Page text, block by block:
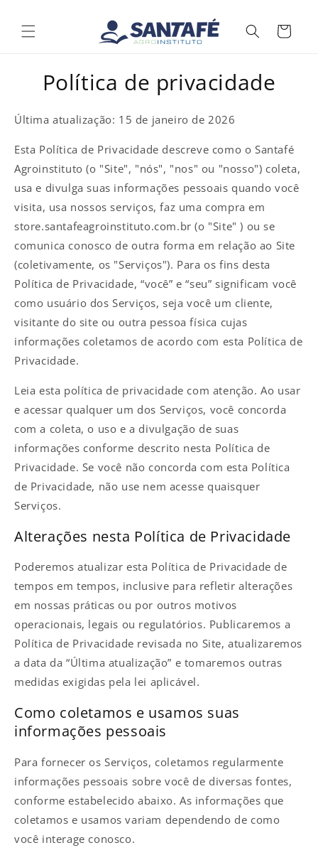
conteúdo
Carrinho
Política de privacidade
Última atualização: 15 de janeiro de 2026
Esta Política de Privacidade descreve como o Santafé
Agroinstituto (o "Site", "nós", "nos" ou "nosso") coleta,
usa e divulga suas informações pessoais quando você
visita, usa nossos serviços, faz uma compra em
store.santafeagroinstituto.com.br (o "Site" ) ou se
comunica conosco de outra forma em relação ao Site
(coletivamente, os "Serviços"). Para os fins desta
Política de Privacidade, “você” e “seu” significam você
como usuário dos Serviços, seja você um cliente,
visitante do site ou outra pessoa física cujas
informações coletamos de acordo com esta Política de
Privacidade.
Leia esta política de privacidade com atenção. Ao usar
e acessar qualquer um dos Serviços, você concorda
com a coleta, o uso e a divulgação de suas
informações conforme descrito nesta Política de
Privacidade. Se você não concorda com esta Política
de Privacidade, não use nem acesse quaisquer
Serviços.
Alterações nesta Política de Privacidade
Poderemos atualizar esta Política de Privacidade de
tempos em tempos, inclusive para refletir alterações
em nossas práticas ou por outros motivos
operacionais, legais ou regulatórios. Publicaremos a
Política de Privacidade revisada no Site, atualizaremos
a data da “Última atualização” e tomaremos outras
medidas exigidas pela lei aplicável.
Como coletamos e usamos suas
informações pessoais
Para fornecer os Serviços, coletamos regularmente
informações pessoais sobre você de diversas fontes,
conforme estabelecido abaixo. As informações que
coletamos e usamos variam dependendo de como
você interage conosco.